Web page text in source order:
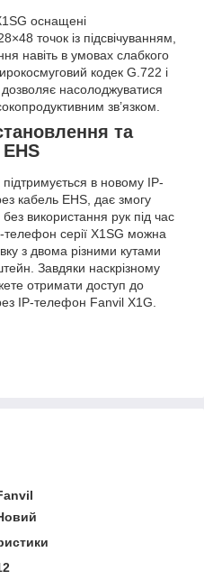
оснащені
точок із підсвічуванням,
навіть в умовах слабкого
кодек G.722 і
насолоджуватися
зв’язком.
та
в новому IP-
кабель EHS, дає змогу
використання рук під час
серії X1SG можна
з двома різними кутами
Завдяки наскрізному
отримати доступ до
IP-телефон Fanvil X1G.